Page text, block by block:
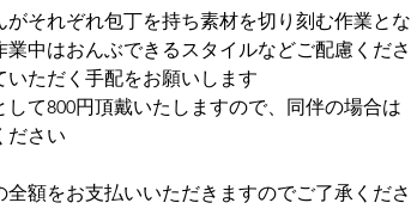
それぞれ包丁を持ち素材を切り刻む作業とな
中はおんぶできるスタイルなどご配慮くださ
ただく手配をお願いします
て800円頂戴いたしますので、同伴の場合は
ださい
額をお支払いいただきますのでご了承くださ